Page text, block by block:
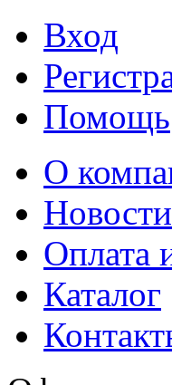
Вход
Помощь
О
Новости
Оплата
Каталог